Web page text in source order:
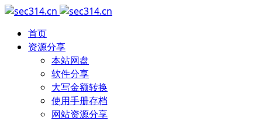
首页
资源分享
本站网盘
软件分享
大写金额转换
使用手册存档
网站资源分享